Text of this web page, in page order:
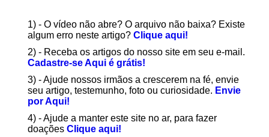
1) - O vídeo não abre? O arquivo não baixa? Existe
algum erro neste artigo? Clique aqui!
2) - Receba os artigos do nosso site em seu e-mail.
Cadastre-se Aqui é grátis!
3) - Ajude nossos irmãos a crescerem na fé, envie
seu artigo, testemunho, foto ou curiosidade. Envie
por Aqui!
4) - Ajude a manter este site no ar, para fazer
doações Clique aqui!